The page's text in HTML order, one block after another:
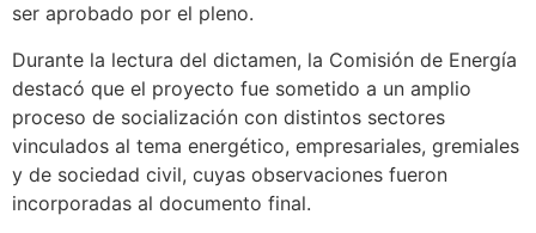
ser aprobado por el pleno.
Durante la lectura del dictamen, la Comisión de Energía
destacó que el proyecto fue sometido a un amplio
proceso de socialización con distintos sectores
vinculados al tema energético, empresariales, gremiales
y de sociedad civil, cuyas observaciones fueron
incorporadas al documento final.